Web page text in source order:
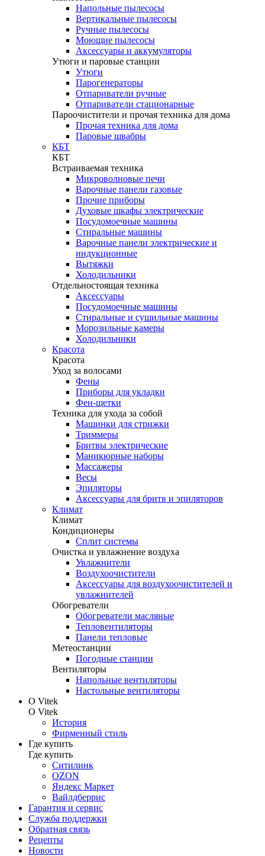
Напольные пылесосы
Вертикальные пылесосы
Ручные пылесосы
Моющие пылесосы
Аксессуары и аккумуляторы
Утюги и паровые станции
Утюги
Парогенераторы
Отпариватели ручные
Отпариватели стационарные
Пароочистители и прочая техника для дома
Прочая техника для дома
Паровые швабры
КБТ
КБТ
Встраиваемая техника
Микроволновые печи
Варочные панели газовые
Прочие приборы
Духовые шкафы электрические
Посудомоечные машины
Стиральные машины
Варочные панели электрические и
индукционные
Вытяжки
Холодильники
Отдельностоящая техника
Аксессуары
Посудомоечные машины
Стиральные и сушильные машины
Морозильные камеры
Холодильники
Красота
Красота
Уход за волосами
Фены
Приборы для укладки
Фен-щетки
Техника для ухода за собой
Машинки для стрижки
Триммеры
Бритвы электрические
Маникюрные наборы
Массажеры
Весы
Эпиляторы
Аксессуары для бритв и эпиляторов
Климат
Климат
Кондиционеры
Сплит системы
Очистка и увлажнение воздуха
Увлажнители
Воздухоочистители
Аксессуары для воздухоочистителей и
увлажнителей
Обогреватели
Обогреватели масляные
Тепловентиляторы
Панели тепловые
Метеостанции
Погодные станции
Вентиляторы
Напольные вентиляторы
Настольные вентиляторы
О Vitek
О Vitek
История
Фирменный стиль
Где купить
Где купить
Ситилинк
OZON
Яндекс Маркет
Вайлдберрис
Гарантия и сервис
Служба поддержки
Обратная связь
Рецепты
Новости